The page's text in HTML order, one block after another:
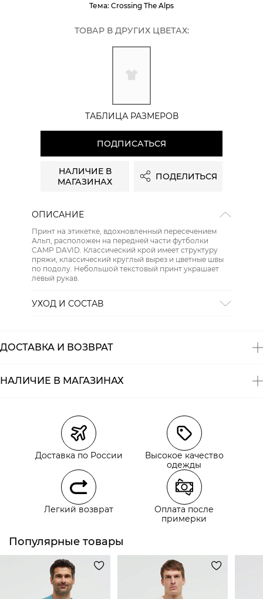
Тема: Crossing The Alps
ТОВАР В ДРУГИХ ЦВЕТАХ:
ТАБЛИЦА РАЗМЕРОВ
ПОДПИСАТЬСЯ
НАЛИЧИЕ В
МАГАЗИНАХ
ПОДЕЛИТЬСЯ
ОПИСАНИЕ
Принт на этикетке, вдохновленный пересечением
Альп, расположен на передней части футболки
CAMP DAVID. Классический крой имеет структуру
пряжи, классический круглый вырез и цветные швы
по подолу. Небольшой текстовый принт украшает
левый рукав.
УХОД И СОСТАВ
ГЛАЖЕНИЕ:не гладить горячим (макс. 110 °)
ДОСТАВКА И ВОЗВРАТ
Курьерская доставка СДЭК
Самовывоз из пункта выдачи СДЭК
Самовывоз из наших магазинов
Курьерская доставка СДЭК
Самовывоз из пункта выдачи СДЭК
НАЛИЧИЕ В МАГАЗИНАХ
Доставка по России
Высокое качество
одежды
Легкий возврат
Оплата после
примерки
Популярные товары